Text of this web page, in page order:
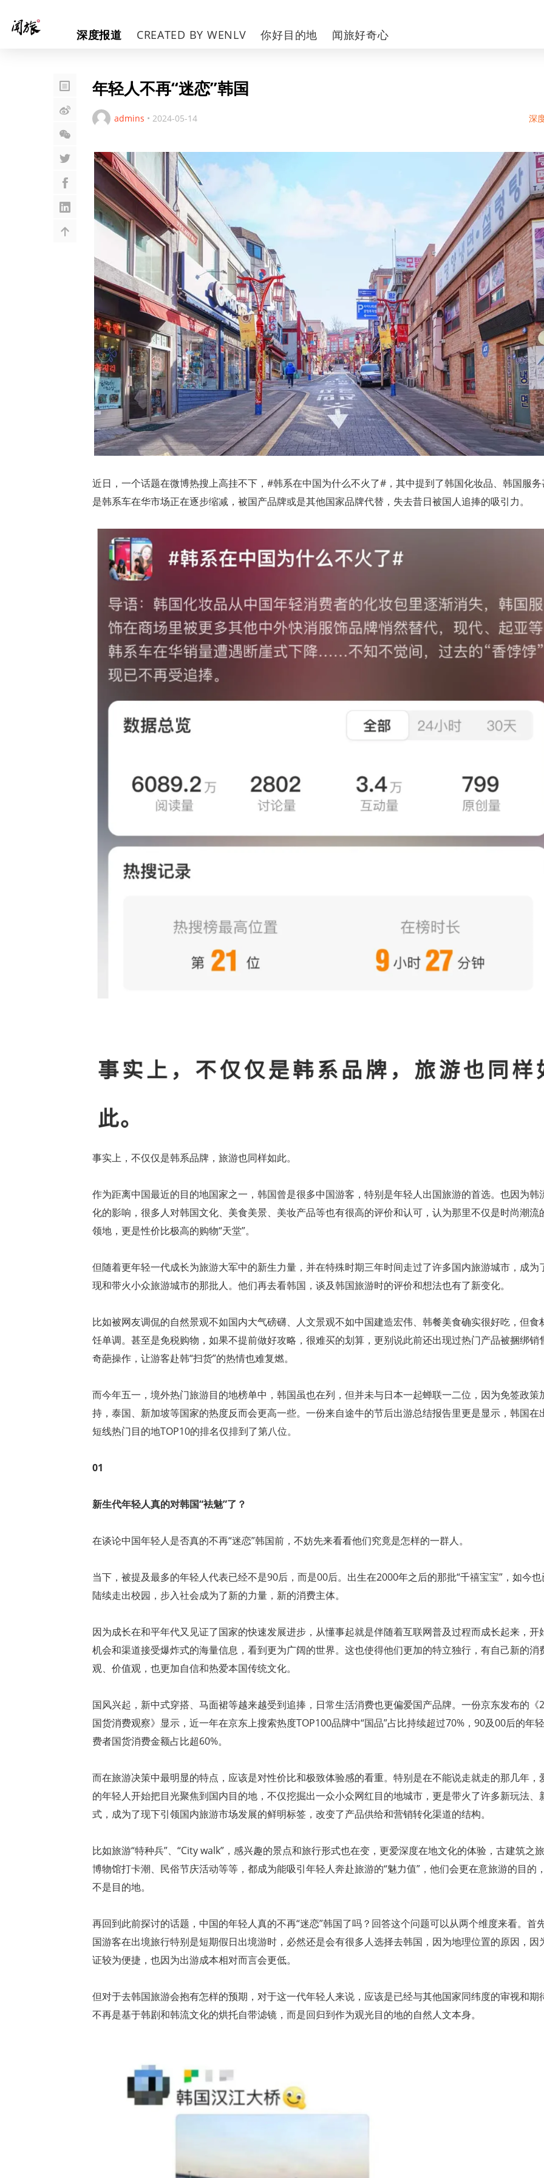
深度报道 CREATED BY WENLV 你好目的地 闻旅好奇心
年轻人不再“迷恋”韩国
admins • 2024-05-14 深
近日，一个话题在微博热搜上高挂不下，#韩系在中国为什么不火了#，其中提到了韩国化妆品、韩国服务
是韩系车在华市场正在逐步缩减，被国产品牌或是其他国家品牌代替，失去昔日被国人追捧的吸引力。
事实上，不仅仅是韩系品牌，旅游也同样如此。
作为距离中国最近的目的地国家之一，韩国曾是很多中国游客，特别是年轻人出国旅游的首选。也因为韩
化的影响，很多人对韩国文化、美食美景、美妆产品等也有很高的评价和认可，认为那里不仅是时尚潮流
领地，更是性价比极高的购物“天堂”。
但随着更年轻一代成长为旅游大军中的新生力量，并在特殊时期三年时间走过了许多国内旅游城市，成为
现和带火小众旅游城市的那批人。他们再去看韩国，谈及韩国旅游时的评价和想法也有了新变化。
比如被网友调侃的自然景观不如国内大气磅礴、人文景观不如中国建造宏伟、韩餐美食确实很好吃，但食
饪单调。甚至是免税购物，如果不提前做好攻略，很难买的划算，更别说此前还出现过热门产品被捆绑销
奇葩操作，让游客赴韩“扫货”的热情也难复燃。
而今年五一，境外热门旅游目的地榜单中，韩国虽也在列，但并未与日本一起蝉联一二位，因为免签政策
持，泰国、新加坡等国家的热度反而会更高一些。一份来自途牛的节后出游总结报告里更是显示，韩国在
短线热门目的地TOP10的排名仅排到了第八位。
01
新生代年轻人真的对韩国“袪魅”了？
在谈论中国年轻人是否真的不再“迷恋”韩国前，不妨先来看看他们究竟是怎样的一群人。
当下，被提及最多的年轻人代表已经不是90后，而是00后。出生在2000年之后的那批“千禧宝宝”，如今
陆续走出校园，步入社会成为了新的力量，新的消费主体。
因为成长在和平年代又见证了国家的快速发展进步，从懂事起就是伴随着互联网普及过程而成长起来，开
机会和渠道接受爆炸式的海量信息，看到更为广阔的世界。这也使得他们更加的特立独行，有自己新的消
观、价值观，也更加自信和热爱本国传统文化。
国风兴起，新中式穿搭、马面裙等越来越受到追捧，日常生活消费也更偏爱国产品牌。一份京东发布的《
国货消费观察》显示，近一年在京东上搜索热度TOP100品牌中“国品”占比持续超过70%，90及00后的年
费者国货消费金额占比超60%。
而在旅游决策中最明显的特点，应该是对性价比和极致体验感的看重。特别是在不能说走就走的那几年，
的年轻人开始把目光聚焦到国内目的地，不仅挖掘出一众小众网红目的地城市，更是带火了许多新玩法、
式，成为了现下引领国内旅游市场发展的鲜明标签，改变了产品供给和营销转化渠道的结构。
比如旅游“特种兵”、“City walk”，感兴趣的景点和旅行形式也在变，更爱深度在地文化的体验，古建筑之旅
博物馆打卡潮、民俗节庆活动等等，都成为能吸引年轻人奔赴旅游的“魅力值”，他们会更在意旅游的目的
不是目的地。
再回到此前探讨的话题，中国的年轻人真的不再“迷恋”韩国了吗？回答这个问题可以从两个维度来看。首
国游客在出境旅行特别是短期假日出境游时，必然还是会有很多人选择去韩国，因为地理位置的原因，因
证较为便捷，也因为出游成本相对而言会更低。
但对于去韩国旅游会抱有怎样的预期，对于这一代年轻人来说，应该是已经与其他国家同纬度的审视和期
不再是基于韩剧和韩流文化的烘托自带滤镜，而是回归到作为观光目的地的自然人文本身。